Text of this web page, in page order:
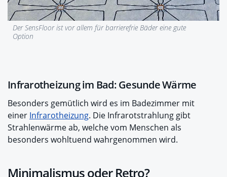
Der SensFloor ist vor allem für barrierefrie Bäder eine gute
Option
Infrarotheizung im Bad: Gesunde Wärme
Besonders gemütlich wird es im Badezimmer mit
einer Infrarotheizung. Die Infrarotstrahlung gibt
Strahlenwärme ab, welche vom Menschen als
besonders wohltuend wahrgenommen wird.
Minimalismus oder Retro?